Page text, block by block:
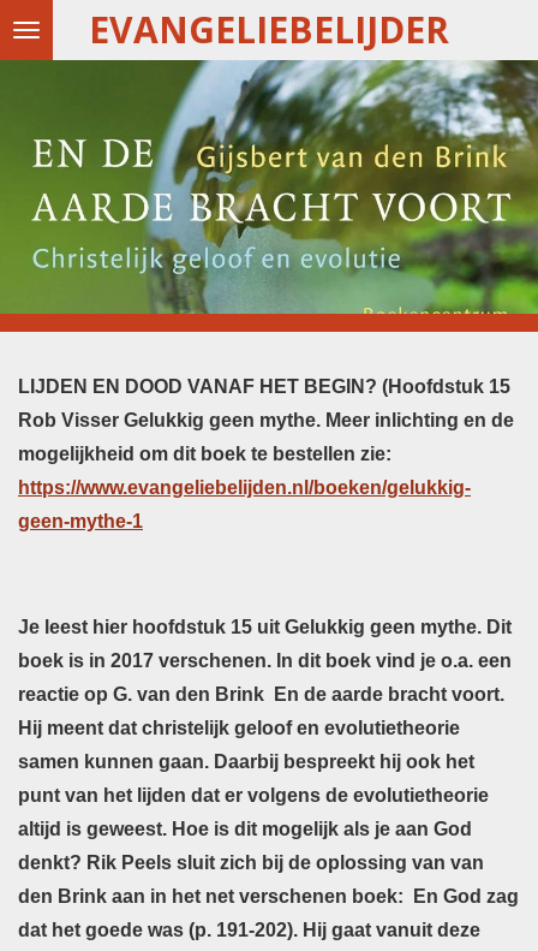
Ga
direct
hoofdinhoud
EVANGELIEBELIJDER
LIJDEN EN DOOD VANAF HET BEGIN? (Hoofdstuk 15
Rob Visser Gelukkig geen mythe. Meer inlichting en de
mogelijkheid om dit boek te bestellen zie:
https://www.evangeliebelijden.nl/boeken/gelukkig-
geen-mythe-1
Je leest hier hoofdstuk 15 uit Gelukkig geen mythe. Dit
boek is in 2017 verschenen. In dit boek vind je o.a. een
reactie op G. van den Brink En de aarde bracht voort.
Hij meent dat christelijk geloof en evolutietheorie
samen kunnen gaan. Daarbij bespreekt hij ook het
punt van het lijden dat er volgens de evolutietheorie
altijd is geweest. Hoe is dit mogelijk als je aan God
denkt? Rik Peels sluit zich bij de oplossing van van
den Brink aan in het net verschenen boek: En God zag
dat het goede was (p. 191-202). Hij gaat vanuit deze